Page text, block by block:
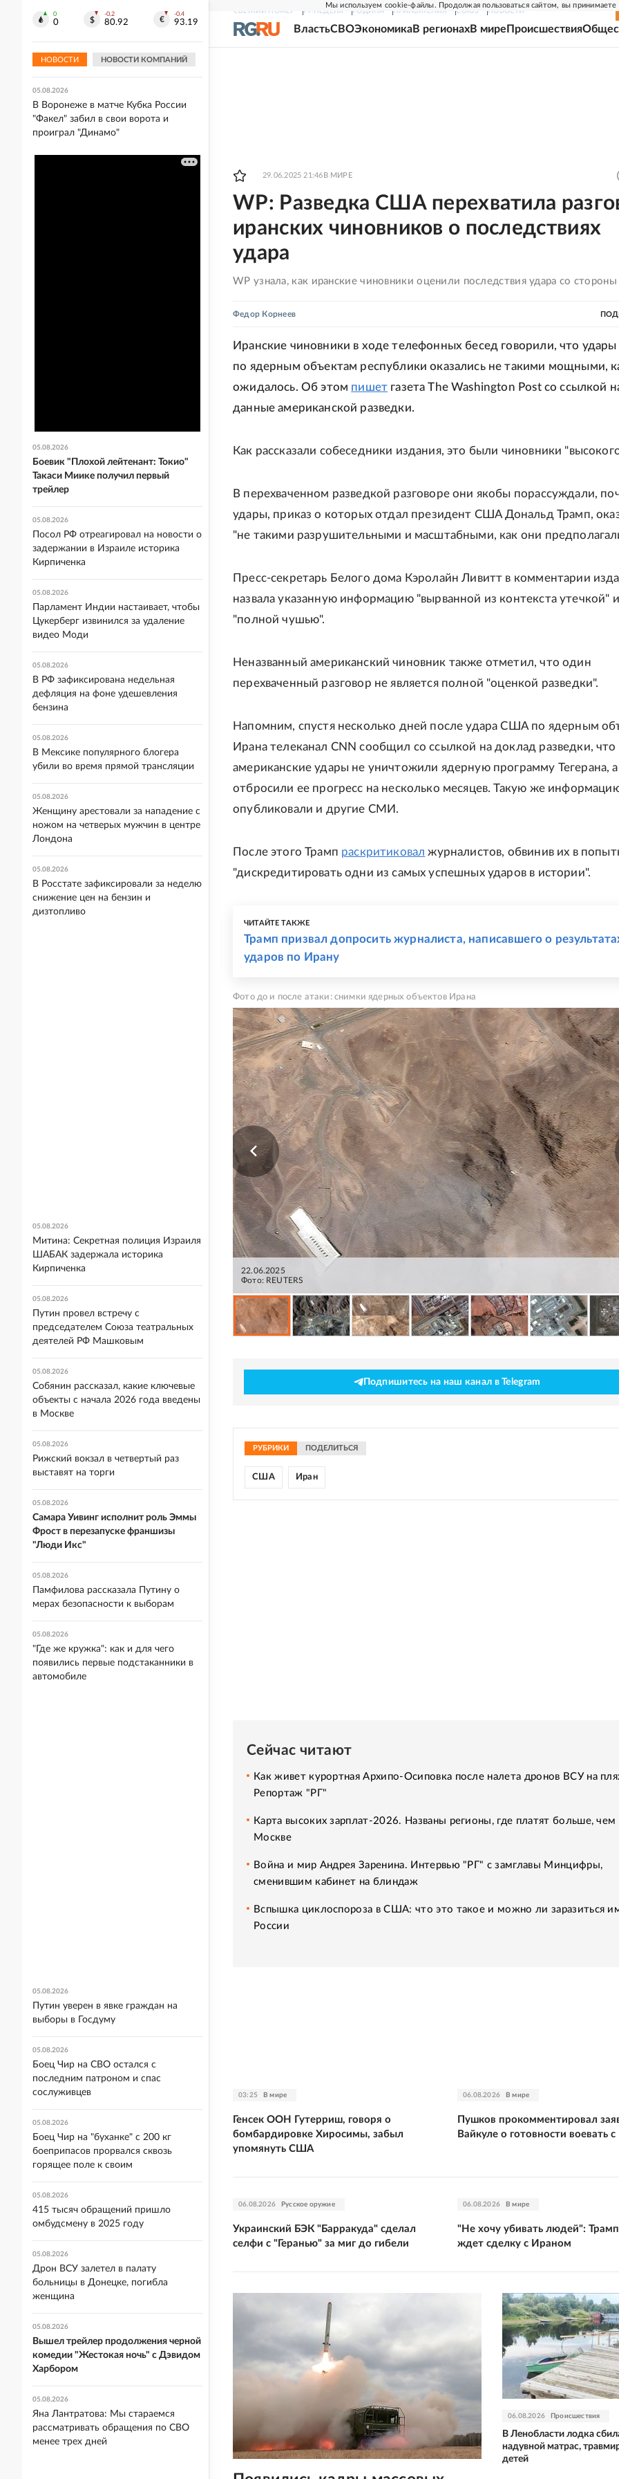
Мы используем cookie-файлы. Продолжая пользоваться сайтом, вы принимаете
СВЕЖИЙ НОМЕР РГ-НЕДЕЛЯ РОДИНА ПРИЛОЖЕНИЯ СОЮЗ НОВОСТИ
ВластьСВОЭкономикаВ регионахВ мире Происшествия
29.06.2025 21:46 В МИРЕ
WP: Разведка США перехватила
иранских чиновников о последствиях
удара
WP узнала, как иранские чиновники оценили последствия удара со
Федор Корнеев
Иранские чиновники в ходе телефонных бесед говорили, что
по ядерным объектам республики оказались не такими мощными,
ожидалось. Об этом пишет газета The Washington Post со ссылкой
данные американской разведки.
Как рассказали собеседники издания, это были чиновники
В перехваченном разведкой разговоре они якобы порассуждали,
удары, приказ о которых отдал президент США Дональд Трамп,
"не такими разрушительными и масштабными, как они
Пресс-секретарь Белого дома Кэролайн Ливитт в комментарии
назвала указанную информацию "вырванной из контекста утечкой" и
"полной чушью".
Неназванный американский чиновник также отметил, что один
перехваченный разговор не является полной "оценкой разведки".
Напомним, спустя несколько дней после удара США по ядерным
Ирана телеканал CNN сообщил со ссылкой на доклад разведки, что
американские удары не уничтожили ядерную программу Тегерана,
отбросили ее прогресс на несколько месяцев. Такую же
опубликовали и другие СМИ.
После этого Трамп раскритиковал журналистов, обвинив их в
"дискредитировать одни из самых успешных ударов в истории".
ЧИТАЙТЕ ТАКЖЕ
Трамп призвал допросить журналиста, написавшего о
ударов по Ирану
Фото до и после атаки: снимки ядерных объектов Ирана
22.06.2025
Фото: REUTERS
Подпишитесь на наш канал в Telegram
РУБРИКИ ПОДЕЛИТЬСЯ
США Иран
Сейчас читают
Как живет курортная Архипо-Осиповка после налета дронов ВСУ на
Репортаж "РГ"
Карта высоких зарплат-2026. Названы регионы, где платят больше, чем
Москве
Война и мир Андрея Заренина. Интервью "РГ" с замглавы Минцифры,
сменившим кабинет на блиндаж
Вспышка циклоспороза в США: что это такое и можно ли заразиться
России
03:25 В мире
Генсек ООН Гутерриш, говоря о
бомбардировке Хиросимы, забыл
упомянуть США
06.08.2026 В мире
Пушков прокомментировал
Вайкуле о готовности воевать
06.08.2026 Русское оружие
Украинский БЭК "Барракуда" сделал
селфи с "Геранью" за миг до гибели
06.08.2026 В мире
"Не хочу убивать людей":
ждет сделку с Ираном
06.08.2026 Происшествия
В Ленобласти лодка
надувной матрас,
детей
0
0
-0.2
80.92
-0.4
93.19
НОВОСТИ НОВОСТИ КОМПАНИЙ
05.08.2026
Воронеже
05.08.2026
В Воронеже в матче Кубка России
"Факел" забил в свои ворота и
проиграл "Динамо"
05.08.2026
Боевик "Плохой лейтенант: Токио"
Такаси Миике получил первый
трейлер
05.08.2026
Посол РФ отреагировал на новости о
задержании в Израиле историка
Кирпиченка
05.08.2026
Парламент Индии настаивает, чтобы
Цукерберг извинился за удаление
видео Моди
05.08.2026
В РФ зафиксирована недельная
дефляция на фоне удешевления
бензина
05.08.2026
В Мексике популярного блогера
убили во время прямой трансляции
05.08.2026
Женщину арестовали за нападение с
ножом на четверых мужчин в центре
Лондона
05.08.2026
В Росстате зафиксировали за неделю
снижение цен на бензин и
дизтопливо
05.08.2026
Митина: Секретная полиция Израиля
ШАБАК задержала историка
Кирпиченка
05.08.2026
Путин провел встречу с
председателем Союза театральных
деятелей РФ Машковым
05.08.2026
Собянин рассказал, какие ключевые
объекты с начала 2026 года введены
в Москве
05.08.2026
Рижский вокзал в четвертый раз
выставят на торги
05.08.2026
Самара Уивинг исполнит роль Эммы
Фрост в перезапуске франшизы
"Люди Икс"
05.08.2026
Памфилова рассказала Путину о
мерах безопасности к выборам
05.08.2026
"Где же кружка": как и для чего
появились первые подстаканники в
автомобиле
05.08.2026
Путин уверен в явке граждан на
выборы в Госдуму
05.08.2026
Боец Чир на СВО остался с
последним патроном и спас
сослуживцев
05.08.2026
Боец Чир на "буханке" с 200 кг
боеприпасов прорвался сквозь
горящее поле к своим
05.08.2026
415 тысяч обращений пришло
омбудсмену в 2025 году
05.08.2026
Дрон ВСУ залетел в палату
больницы в Донецке, погибла
женщина
05.08.2026
Вышел трейлер продолжения черной
комедии "Жестокая ночь" с Дэвидом
Харбором
05.08.2026
Яна Лантратова: Мы стараемся
рассматривать обращения по СВО
менее трех дней